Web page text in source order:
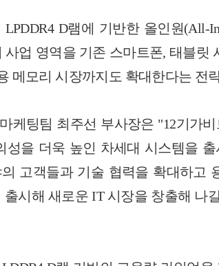
D램에 기반한 올인원(All-
업 영역을 기존 스마트폰, 태블릿
메모리 시장까지도 확대한다는 전
케팅팀 최주선 부사장은 "12기가
성을 더욱 높인 차세대 시스템을 출
고객들과 기술 협력을 확대하고
시해 새로운 IT 시장을 창출해 나